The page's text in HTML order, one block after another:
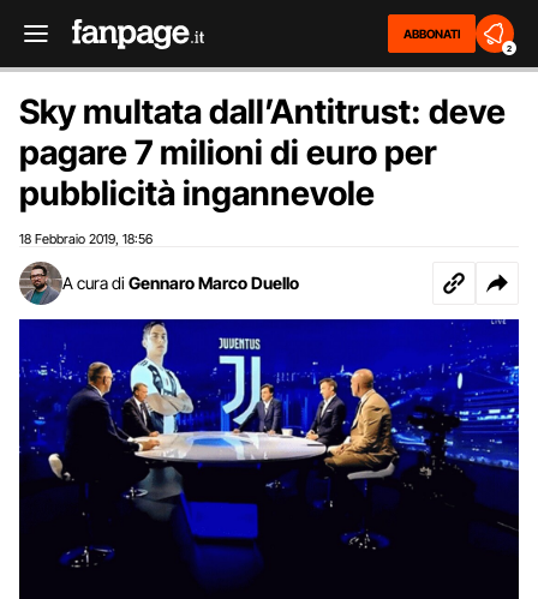
ABBONATI
2
Sky multata dall’Antitrust: deve
pagare 7 milioni di euro per
pubblicità ingannevole
18 Febbraio 2019 18:56
A cura di Gennaro Marco Duello